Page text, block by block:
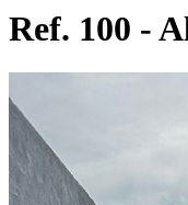
Ref. 100 -